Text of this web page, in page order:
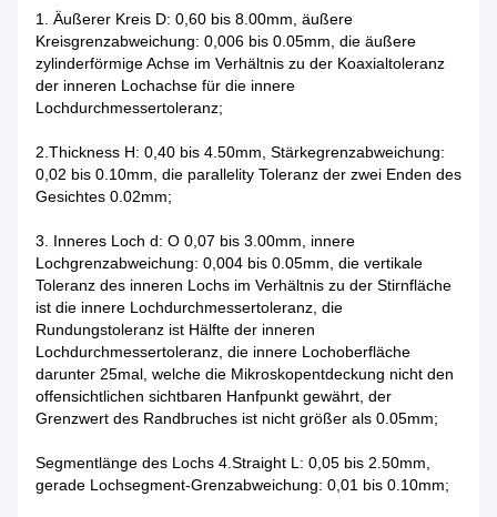
1. Äußerer Kreis D: 0,60 bis 8.00mm, äußere
Kreisgrenzabweichung: 0,006 bis 0.05mm, die äußere
zylinderförmige Achse im Verhältnis zu der Koaxialtoleranz
der inneren Lochachse für die innere
Lochdurchmessertoleranz;
2.Thickness H: 0,40 bis 4.50mm, Stärkegrenzabweichung:
0,02 bis 0.10mm, die parallelity Toleranz der zwei Enden des
Gesichtes 0.02mm;
3. Inneres Loch d: O 0,07 bis 3.00mm, innere
Lochgrenzabweichung: 0,004 bis 0.05mm, die vertikale
Toleranz des inneren Lochs im Verhältnis zu der Stirnfläche
ist die innere Lochdurchmessertoleranz, die
Rundungstoleranz ist Hälfte der inneren
Lochdurchmessertoleranz, die innere Lochoberfläche
darunter 25mal, welche die Mikroskopentdeckung nicht den
offensichtlichen sichtbaren Hanfpunkt gewährt, der
Grenzwert des Randbruches ist nicht größer als 0.05mm;
Segmentlänge des Lochs 4.Straight L: 0,05 bis 2.50mm,
gerade Lochsegment-Grenzabweichung: 0,01 bis 0.10mm;